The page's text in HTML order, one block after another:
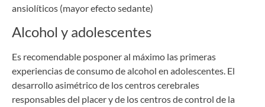
ansiolíticos (mayor efecto sedante)
Alcohol y adolescentes
Es recomendable posponer al máximo las primeras
experiencias de consumo de alcohol en adolescentes. El
desarrollo asimétrico de los centros cerebrales
responsables del placer y de los centros de control de la